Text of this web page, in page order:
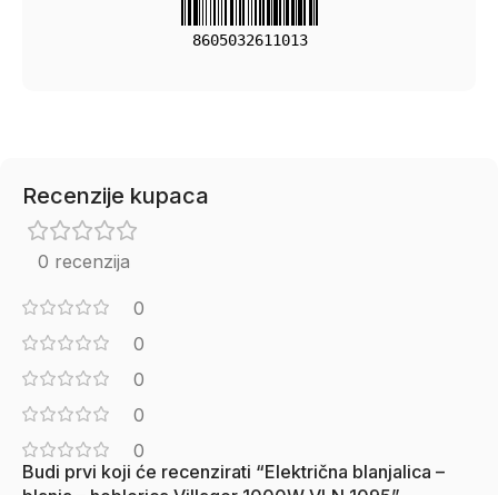
8605032611013
Recenzije kupaca
0 recenzija
0
0
0
0
0
Budi prvi koji će recenzirati “Električna blanjalica –